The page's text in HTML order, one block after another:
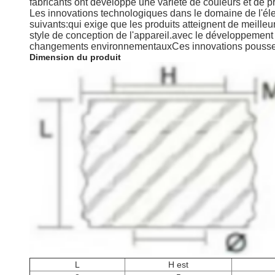
fabricants ont développé une variété de couleurs et de
Les innovations technologiques dans le domaine de
suivants:qui exige que les produits atteignent de
style de conception de l'appareil.avec le
changements environnementauxCes innovations
Dimension du produit
L
H est